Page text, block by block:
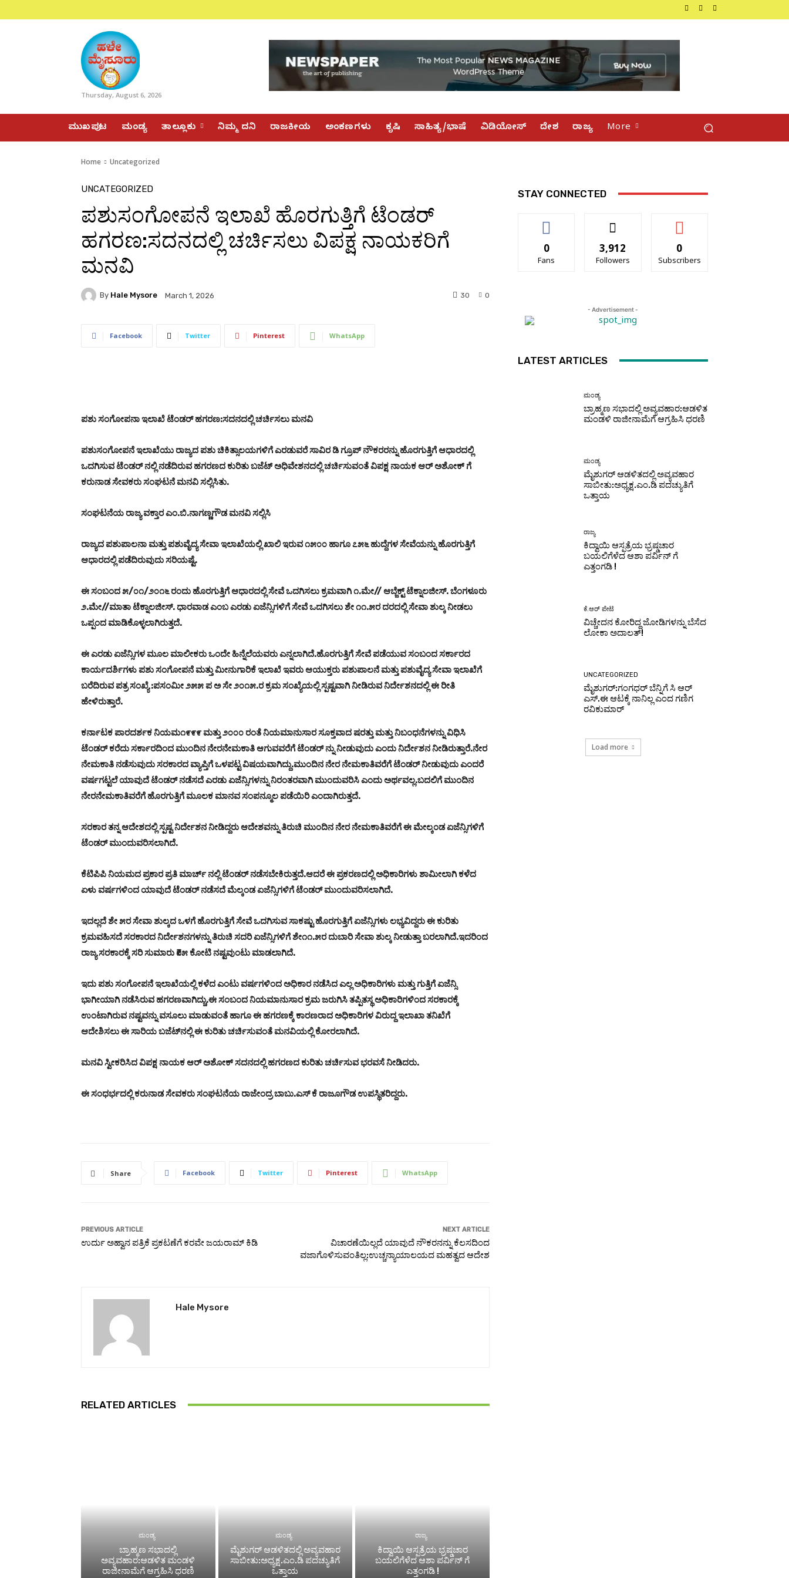
Thursday, August 6, 2026
ಮುಖಪುಟ ಮಂಡ್ಯ ತಾಲ್ಲೂಕು ನಿಮ್ಮ ದನಿ ರಾಜಕೀಯ ಅಂಕಣಗಳು ಕೃಷಿ ಸಾಹಿತ್ಯ/ಭಾಷೆ ವಿಡಿಯೋಸ್ ದೇಶ ರಾಜ್ಯ More
Home Uncategorized
UNCATEGORIZED
ಪಶುಸಂಗೋಪನೆ ಇಲಾಖೆ ಹೊರಗುತ್ತಿಗೆ ಟೆಂಡರ್
ಹಗರಣ:ಸದನದಲ್ಲಿ ಚರ್ಚಿಸಲು ವಿಪಕ್ಷ ನಾಯಕರಿಗೆ
ಮನವಿ
By Hale Mysore March 1, 2026 0
30
Facebook Twitter Pinterest WhatsApp
ಪಶು ಸಂಗೋಪನಾ ಇಲಾಖೆ ಟೆಂಡರ್ ಹಗರಣ:ಸದನದಲ್ಲಿ ಚರ್ಚಿಸಲು ಮನವಿ
ಪಶುಸಂಗೋಪನೆ ಇಲಾಖೆಯು ರಾಜ್ಯದ ಪಶು ಚಿಕಿತ್ಸಾಲಯಗಳಿಗೆ ಎರಡುವರೆ ಸಾವಿರ ಡಿ ಗ್ರೂಪ್ ನೌಕರರನ್ನು ಹೊರಗುತ್ತಿಗೆ ಆಧಾರದಲ್ಲಿ
ಒದಗಿಸುವ ಟೆಂಡರ್ ನಲ್ಲಿ ನಡೆದಿರುವ ಹಗರಣದ ಕುರಿತು ಬಜೆಟ್ ಅಧಿವೇಶನದಲ್ಲಿ ಚರ್ಚಿಸುವಂತೆ ವಿಪಕ್ಷ ನಾಯಕ ಆರ್ ಅಶೋಕ್ ಗೆ
ಕರುನಾಡ ಸೇವಕರು ಸಂಘಟನೆ ಮನವಿ ಸಲ್ಲಿಸಿತು.
ಸಂಘಟನೆಯ ರಾಜ್ಯ ವಕ್ತಾರ ಎಂ.ಬಿ.ನಾಗಣ್ಣಗೌಡ ಮನವಿ ಸಲ್ಲಿಸಿ
ರಾಜ್ಯದ ಪಶುಪಾಲನಾ ಮತ್ತು ಪಶುವೈದ್ಯ ಸೇವಾ ಇಲಾಖೆಯಲ್ಲಿ ಖಾಲಿ ಇರುವ ೧೫೦೦ ಹಾಗೂ ೭೫೬ ಹುದ್ದೆಗಳ ಸೇವೆಯನ್ನು ಹೊರಗುತ್ತಿಗೆ
ಆಧಾರದಲ್ಲಿ ಪಡೆದಿರುವುದು ಸರಿಯಷ್ಟೆ.
ಈ ಸಂಬಂದ ೫/೦೧/೨೦೧೬ ರಂದು ಹೊರಗುತ್ತಿಗೆ ಆಧಾರದಲ್ಲಿ ಸೇವೆ ಒದಗಿಸಲು ಕ್ರಮವಾಗಿ ೧.ಮೇ// ಆಬ್ಜೆಕ್ಟ್ ಟೆಕ್ನಾಲಜೀಸ್. ಬೆಂಗಳೂರು
೨.ಮೇ//ಮಾತಾ ಟೆಕ್ನಾಲಜೀಸ್‌. ಧಾರವಾಡ ಎಂಬ ಎರಡು ಏಜೆನ್ಸಿಗಳಿಗೆ ಸೇವೆ ಒದಗಿಸಲು ಶೇ ೧೧.೫ರ ದರದಲ್ಲಿ ಸೇವಾ ಶುಲ್ಕ ನೀಡಲು
ಒಪ್ಪಂದ ಮಾಡಿಕೊಳ್ಳಲಾಗಿರುತ್ತದೆ.
ಈ ಎರಡು ಏಜೆನ್ಸಿಗಳ ಮೂಲ ಮಾಲೀಕರು ಒಂದೇ ಹಿನ್ನೆಲೆಯವರು ಎನ್ನಲಾಗಿದೆ.ಹೊರಗುತ್ತಿಗೆ ಸೇವೆ ಪಡೆಯುವ ಸಂಬಂದ ಸರ್ಕಾರದ
ಕಾರ್ಯದರ್ಶಿಗಳು ಪಶು ಸಂಗೋಪನೆ ಮತ್ತು ಮೀನುಗಾರಿಕೆ ಇಲಾಖೆ ಇವರು ಆಯುಕ್ತರು ಪಶುಪಾಲನೆ ಮತ್ತು ಪಶುವೈದ್ಯ ಸೇವಾ ಇಲಾಖೆಗೆ
ಬರೆದಿರುವ ಪತ್ರ ಸಂಖ್ಯೆ :ಪಸಂಮೀ ೨೫೫ ಪ ಅ ಸೇ ೨೦೧೫.ರ ಕ್ರಮ ಸಂಖ್ಯೆಯಲ್ಲಿ ಸ್ಪಷ್ಟವಾಗಿ ನೀಡಿರುವ ನಿರ್ದೇಶನದಲ್ಲಿ ಈ ರೀತಿ
ಹೇಳಿರುತ್ತಾರೆ.
ಕರ್ನಾಟಕ ಪಾರದರ್ಶಕ ನಿಯಮ೧೯೯೯ ಮತ್ತು ೨೦೦೦ ರಂತೆ ನಿಯಮಾನುಸಾರ ಸೂಕ್ತವಾದ ಷರತ್ತು ಮತ್ತು ನಿಬಂಧನೆಗಳನ್ನು ವಿಧಿಸಿ
ಟೆಂಡರ್ ಕರೆದು ಸರ್ಕಾರದಿಂದ ಮುಂದಿನ ನೇರನೇಮಕಾತಿ ಆಗುವವರೆಗೆ ಟೆಂಡರ್ ನ್ನು ನೀಡುವುದು ಎಂದು ನಿರ್ದೇಶನ ನೀಡಿರುತ್ತಾರೆ.ನೇರ
ನೇಮಕಾತಿ ನಡೆಸುವುದು ಸರಕಾರದ ವ್ಯಾಪ್ತಿಗೆ ಒಳಪಟ್ಟ ವಿಷಯವಾಗಿದ್ದು.ಮುಂದಿನ ನೇರ ನೇಮಕಾತಿವರೆಗೆ ಟೆಂಡರ್ ನೀಡುವುದು ಎಂದರೆ
ವರ್ಷಗಟ್ಟಲೆ ಯಾವುದೆ ಟೆಂಡರ್ ನಡೆಸದೆ ಎರಡು ಏಜೆನ್ಸಿಗಳನ್ನು ನಿರಂತರವಾಗಿ ಮುಂದುವರಿಸಿ ಎಂದು ಅರ್ಥವಲ್ಲ.ಬದಲಿಗೆ ಮುಂದಿನ
ನೇರನೇಮಕಾತಿವರೆಗೆ ಹೊರಗುತ್ತಿಗೆ ಮೂಲಕ ಮಾನವ ಸಂಪನ್ಮೂಲ ಪಡೆಯಿರಿ ಎಂದಾಗಿರುತ್ತದೆ.
ಸರಕಾರ ತನ್ನ ಆದೇಶದಲ್ಲಿ ಸ್ಪಷ್ಟ ನಿರ್ದೇಶನ ನೀಡಿದ್ದರು ಆದೇಶವನ್ನು ತಿರುಚಿ ಮುಂದಿನ ನೇರ ನೇಮಕಾತಿವರೆಗೆ ಈ ಮೇಲ್ಕಂಡ ಏಜೆನ್ಸಿಗಳಿಗೆ
ಟೆಂಡರ್ ಮುಂದುವರಿಸಲಾಗಿದೆ.
ಕೆಟಿಪಿಪಿ ನಿಯಮದ ಪ್ರಕಾರ ಪ್ರತಿ ಮಾರ್ಚ್ ನಲ್ಲಿ ಟೆಂಡರ್ ನಡೆಸಬೇಕಿರುತ್ತದೆ.ಆದರೆ ಈ ಪ್ರಕರಣದಲ್ಲಿ ಅಧಿಕಾರಿಗಳು ಶಾಮೀಲಾಗಿ ಕಳೆದ
ಏಳು ವರ್ಷಗಳಿಂದ ಯಾವುದೆ ಟೆಂಡರ್ ನಡೆಸದೆ ಮೆಲ್ಕಂಡ ಏಜೆನ್ಸಿಗಳಿಗೆ ಟೆಂಡರ್ ಮುಂದುವರಿಸಲಾಗಿದೆ.
ಇದಲ್ಲದೆ ಶೇ ೫ರ ಸೇವಾ ಶುಲ್ಕದ ಒಳಗೆ ಹೊರಗುತ್ತಿಗೆ ಸೇವೆ ಒದಗಿಸುವ ಸಾಕಷ್ಟು ಹೊರಗುತ್ತಿಗೆ ಏಜೆನ್ಸಿಗಳು ಲಭ್ಯವಿದ್ದರು ಈ ಕುರಿತು
ಕ್ರಮವಹಿಸದೆ ಸರಕಾರದ ನಿರ್ದೇಶನಗಳನ್ನು ತಿರುಚಿ ಸದರಿ ಏಜೆನ್ಸಿಗಳಿಗೆ ಶೇ೧೧.೫ರ ದುಬಾರಿ ಸೇವಾ ಶುಲ್ಕ ನೀಡುತ್ತಾ ಬರಲಾಗಿದೆ.ಇದರಿಂದ
ರಾಜ್ಯ ಸರಕಾರಕ್ಕೆ ಸರಿ ಸುಮಾರು ₹೧೫ ಕೋಟಿ ನಷ್ಟವುಂಟು ಮಾಡಲಾಗಿದೆ.
ಇದು ಪಶು ಸಂಗೋಪನೆ ಇಲಾಖೆಯಲ್ಲಿ ಕಳೆದ ಎಂಟು ವರ್ಷಗಳಿಂದ ಅಧಿಕಾರ ನಡೆಸಿದ ಎಲ್ಲ ಅಧಿಕಾರಿಗಳು ಮತ್ತು ಗುತ್ತಿಗೆ ಏಜೆನ್ಸಿ
ಭಾಗೀಯಾಗಿ ನಡೆಸಿರುವ ಹಗರಣವಾಗಿದ್ಚು.ಈ ಸಂಬಂದ ನಿಯಮಾನುಸಾರ ಕ್ರಮ ಜರುಗಿಸಿ ತಪ್ಪಿತಸ್ಥ ಅಧಿಕಾರಿಗಳಿಂದ ಸರಕಾರಕ್ಕೆ
ಉಂಟಾಗಿರುವ ನಷ್ಟವನ್ನು ವಸೂಲು ಮಾಡುವಂತೆ ಹಾಗೂ ಈ ಹಗರಣಕ್ಕೆ ಕಾರಣರಾದ ಅಧಿಕಾರಿಗಳ ವಿರುದ್ದ ಇಲಾಖಾ ತನಿಖೆಗೆ
ಆದೇಶಿಸಲು ಈ ಸಾರಿಯ ಬಜೆಟ್‌ನಲ್ಲಿ ಈ ಕುರಿತು ಚರ್ಚಿಸುವಂತೆ ಮನವಿಯಲ್ಲಿ ಕೋರಲಾಗಿದೆ.
ಮನವಿ ಸ್ವೀಕರಿಸಿದ ವಿಪಕ್ಷ ನಾಯಕ ಆರ್ ಅಶೋಕ್ ಸದನದಲ್ಲಿ ಹಗರಣದ ಕುರಿತು ಚರ್ಚಿಸುವ ಭರವಸೆ ನೀಡಿದರು.
ಈ ಸಂಧರ್ಭದಲ್ಲಿ ಕರುನಾಡ ಸೇವಕರು ಸಂಘಟನೆಯ ರಾಜೇಂದ್ರ ಬಾಬು.ಎಸ್ ಕೆ ರಾಜೂಗೌಡ ಉಪಸ್ಥಿತರಿದ್ದರು.
Share Facebook Twitter Pinterest WhatsApp
PREVIOUS ARTICLE
ಉರ್ದು ಅಹ್ವಾನ ಪತ್ರಿಕೆ ಪ್ರಕಟಣೆಗೆ ಕರವೇ ಜಯರಾಮ್ ಕಿಡಿ
NEXT ARTICLE
ವಿಚಾರಣೆಯಿಲ್ಲದೆ ಯಾವುದೆ ನೌಕರನನ್ನು ಕೆಲಸದಿಂದ
ವಜಾಗೊಳಿಸುವಂತಿಲ್ಲ:ಉಚ್ಚನ್ಯಾಯಾಲಯದ ಮಹತ್ವದ ಆದೇಶ
Hale Mysore
RELATED ARTICLES
ಮಂಡ್ಯ
ಬ್ರಾಹ್ಮಣ ಸಭಾದಲ್ಲಿ
ಅವ್ಯವಹಾರ:ಆಡಳಿತ ಮಂಡಳಿ
ರಾಜೀನಾಮೆಗೆ ಆಗ್ರಹಿಸಿ ಧರಣಿ
ಮಂಡ್ಯ
ಮೈಶುಗರ್ ಆಡಳಿತದಲ್ಲಿ ಅವ್ಯವಹಾರ
ಸಾಬೀತು:ಅಧ್ಯಕ್ಷ.ಎಂ.ಡಿ ಪದಚ್ಯುತಿಗೆ
ಒತ್ತಾಯ
ರಾಜ್ಯ
ಕಿದ್ವಾಯಿ ಆಸ್ಪತ್ರೆಯ ಭ್ರಷ್ಡಚಾರ
ಬಯಲಿಗೆಳೆದ ಆಶಾ ಪರ್ವಿನ್ ಗೆ
ಎತ್ತಂಗಡಿ !
STAY CONNECTED
0
Fans
3,912
Followers
0
Subscribers
- Advertisement -
LATEST ARTICLES
ಮಂಡ್ಯ
ಬ್ರಾಹ್ಮಣ ಸಭಾದಲ್ಲಿ ಅವ್ಯವಹಾರ:ಆಡಳಿತ
ಮಂಡಳಿ ರಾಜೀನಾಮೆಗೆ ಆಗ್ರಹಿಸಿ ಧರಣಿ
ಮಂಡ್ಯ
ಮೈಶುಗರ್ ಆಡಳಿತದಲ್ಲಿ ಅವ್ಯವಹಾರ
ಸಾಬೀತು:ಅಧ್ಯಕ್ಷ.ಎಂ.ಡಿ ಪದಚ್ಯುತಿಗೆ
ಒತ್ತಾಯ
ರಾಜ್ಯ
ಕಿದ್ವಾಯಿ ಆಸ್ಪತ್ರೆಯ ಭ್ರಷ್ಡಚಾರ
ಬಯಲಿಗೆಳೆದ ಆಶಾ ಪರ್ವಿನ್ ಗೆ
ಎತ್ತಂಗಡಿ !
ಕೆ.ಆರ್ ಪೇಟೆ
ವಿಚ್ಚೇದನ ಕೋರಿದ್ದ ಜೋಡಿಗಳನ್ನು ಬೆಸೆದ
ಲೋಕಾ ಅದಾಲತ್!
UNCATEGORIZED
ಮೈಶುಗರ್:ಗಂಗಧರ್ ಬೆನ್ನಿಗೆ ಸಿ ಆರ್
ಎಸ್.ಈ ಆಟಕ್ಕೆ ನಾನಿಲ್ಲ ಎಂದ ಗಣಿಗ
ರವಿಕುಮಾರ್
Load more